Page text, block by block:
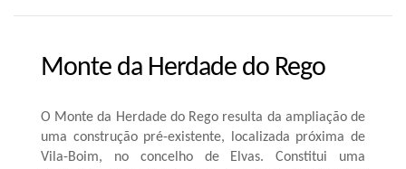
Monte da Herdade do Rego
O Monte da Herdade do Rego resulta da ampliação de
uma construção pré-existente, localizada próxima de
Vila-Boim, no concelho de Elvas. Constitui uma